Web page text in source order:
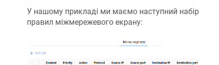
У нашому прикладі ми маємо наступний набір
правил міжмережевого екрану: